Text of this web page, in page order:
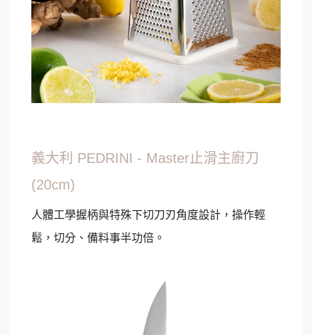
義大利 PEDRINI - Master止滑主廚刀
(20cm)
人體工學握柄與特殊下切刀刃角度設計，操作輕
鬆，切分、備料事半功倍。